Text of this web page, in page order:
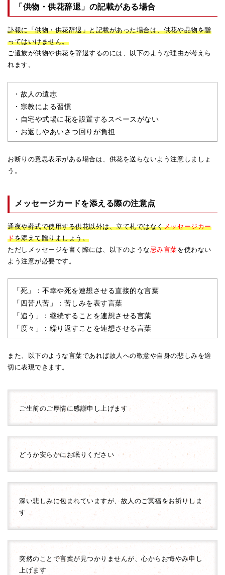
「供物・供花辞退」の記載がある場合
訃報に「供物・供花辞退」と記載があった場合は、供花や品物を贈
ってはいけません。
ご遺族が供物や供花を辞退するのには、以下のような理由が考えら
れます。
・故人の遺志
・宗教による習慣
・自宅や式場に花を設置するスペースがない
・お返しやあいさつ回りが負担
お断りの意思表示がある場合は、供花を送らないよう注意しましょ
う。
メッセージカードを添える際の注意点
通夜や葬式で使用する供花以外は、立て札ではなくメッセージカー
ドを添えて贈りましょう。
ただしメッセージを書く際には、以下のような忌み言葉を使わない
よう注意が必要です。
「死」：不幸や死を連想させる直接的な言葉
「四苦八苦」：苦しみを表す言葉
「追う」：継続することを連想させる言葉
「度々」：繰り返すことを連想させる言葉
また、以下のような言葉であれば故人への敬意や自身の悲しみを適
切に表現できます。
ご生前のご厚情に感謝申し上げます
どうか安らかにお眠りください
深い悲しみに包まれていますが、故人のご冥福をお祈りしま
す
突然のことで言葉が見つかりませんが、心からお悔やみ申し
上げます